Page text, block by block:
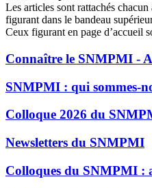
Les articles sont rattachés
figurant dans le bandeau
Ceux figurant en page d’accueil
Connaître le SNMPMI -
SNMPMI : qui sommes-
Colloque 2026 du
Newsletters du SNMPMI
Colloques du SNMPMI :